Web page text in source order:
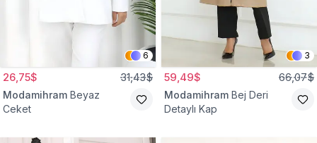
6
26,75$ 31,43$
Modamihram Beyaz
Ceket
3
59,49$ 66,07$
Modamihram Bej Deri
Detaylı Kap